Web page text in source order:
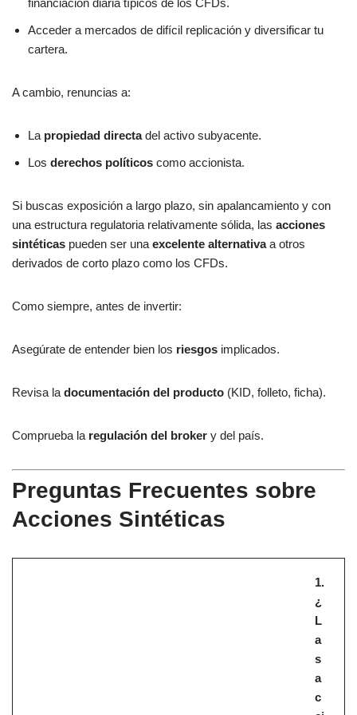
Acceder a mercados de difícil replicación y diversificar tu
cartera.
A cambio, renuncias a:
La propiedad directadel activo subyacente.
Los derechos políticos como accionista.
Si buscas exposición a largo plazo, sin apalancamiento y con
una estructura regulatoria relativamente sólida, las acciones
sintéticas pueden ser una excelente alternativaa otros
derivados de corto plazo como los CFDs.
Como siempre, antes de invertir:
Asegúrate de entender bien los riesgos implicados.
Revisa la documentación del producto (KID, folleto, ficha).
Comprueba la regulación del broker y del país.
Preguntas Frecuentes sobre
Acciones Sintéticas
1.
¿
L
a
s
a
c